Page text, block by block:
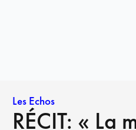
Les Echos
RÉCIT: « La